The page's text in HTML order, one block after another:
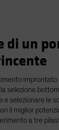
di un
selezione
e selezionare le
il miglior
a tre